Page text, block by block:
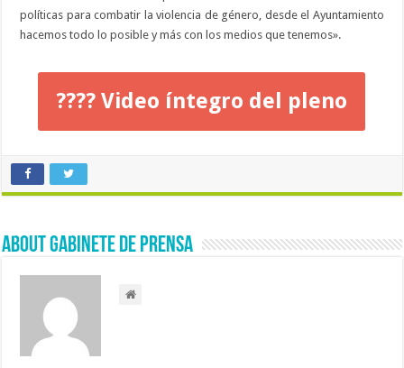
políticas para combatir la violencia de género, desde el Ayuntamiento
hacemos todo lo posible y más con los medios que tenemos».
???? Video íntegro del pleno
About Gabinete de Prensa